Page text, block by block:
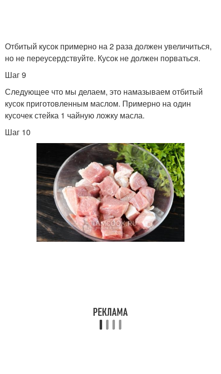
Отбитый кусок примерно на 2 раза должен увеличиться,
но не переусердствуйте. Кусок не должен порваться.
Шаг 9
Следующее что мы делаем, это намазываем отбитый
кусок приготовленным маслом. Примерно на один
кусочек стейка 1 чайную ложку масла.
Шаг 10